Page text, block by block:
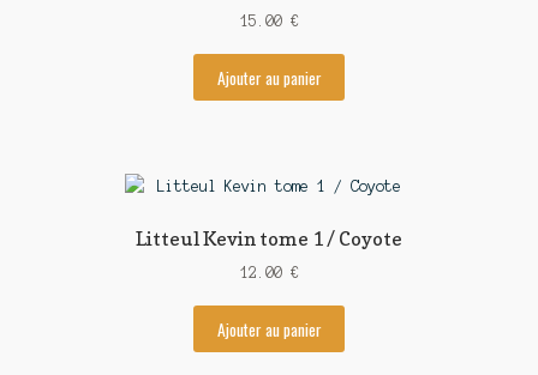
15.00 €
Ajouter au panier
Litteul Kevin tome 1 / Coyote
12.00 €
Ajouter au panier